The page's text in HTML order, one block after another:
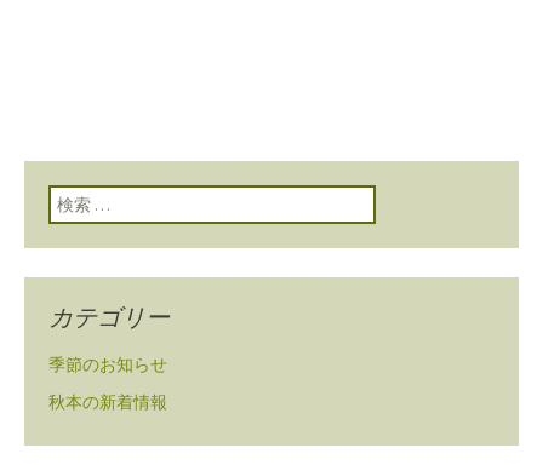
検索:
カテゴリー
季節のお知らせ
秋本の新着情報